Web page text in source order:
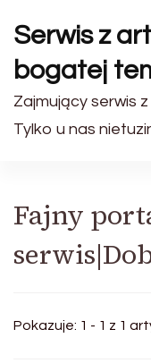
Serwis z
bogatej
Zajmujący serwis
Tylko u nas
Fajny
Pokazuje: 1 - 1 z 1